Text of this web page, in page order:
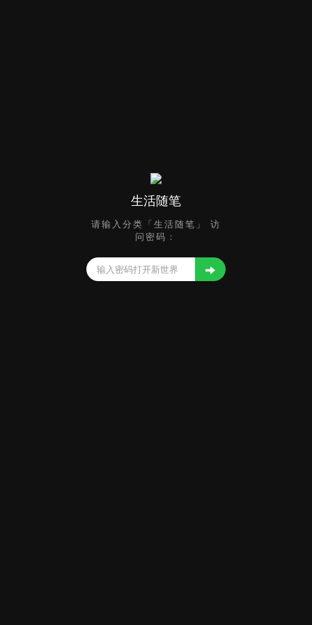
生活随笔
请输入分类「生活随笔」 访
问密码：